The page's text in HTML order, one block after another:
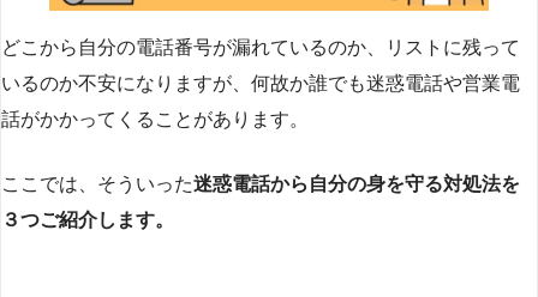
どこから自分の電話番号が漏れているのか、リストに残って
いるのか不安になりますが、何故か誰でも迷惑電話や営業電
話がかかってくることがあります。
ここでは、そういった迷惑電話から自分の身を守る対処法を
３つご紹介します。